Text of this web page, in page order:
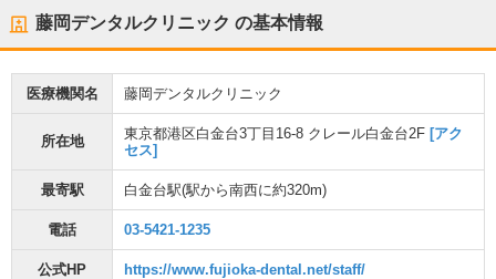
藤岡デンタルクリニック の基本情報
医療機関名 藤岡デンタルクリニック
所在地 東京都港区白金台3丁目16-8 クレール白金台2F [アク
セス]
最寄駅 白金台駅(駅から南西に約320m)
電話 03-5421-1235
公式HP https://www.fujioka-dental.net/staff/